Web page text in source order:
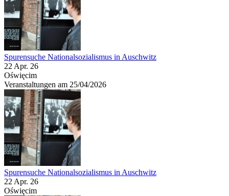
Spurensuche Nationalsozialismus in Auschwitz
22 Apr. 26
Oświęcim
Veranstaltungen am 25/04/2026
Spurensuche Nationalsozialismus in Auschwitz
22 Apr. 26
Oświęcim